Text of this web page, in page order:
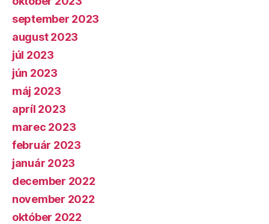
september 2023
august 2023
júl 2023
jún 2023
máj 2023
apríl 2023
marec 2023
február 2023
január 2023
december 2022
november 2022
október 2022